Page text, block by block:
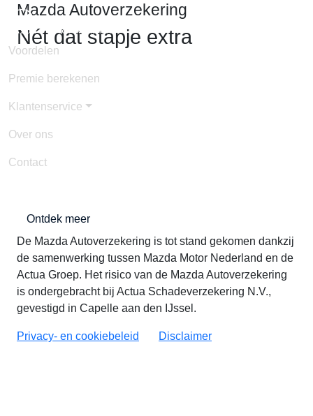
Voordelen
Premie berekenen
Klantenservice
Over ons
Contact
Mazda Autoverzekering
Nét dat stapje extra
Schade of diefstal, daar zit niemand op te wachten, maar
speciaal voor jou als Mazda rijder de Mazda
Autoverzekering samengesteld. Deze uitgebreide
voorwaarden. Dat geeft een zeker gevoel!
Ontdek meer
De Mazda Autoverzekering is tot stand gekomen dankzij
de samenwerking tussen Mazda Motor Nederland en de
Actua Groep. Het risico van de Mazda Autoverzekering
is ondergebracht bij Actua Schadeverzekering N.V.,
gevestigd in Capelle aan den IJssel.
Privacy- en cookiebeleid Disclaimer